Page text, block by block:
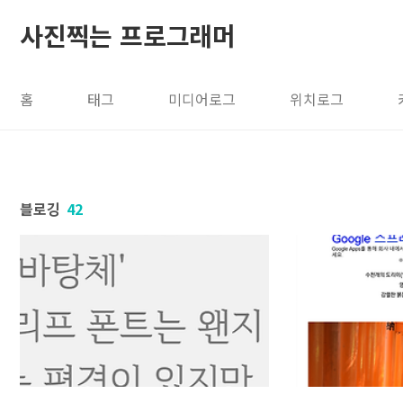
사진찍는 프로그래머
홈 태그 미디어로그 위치로그
블로깅 42